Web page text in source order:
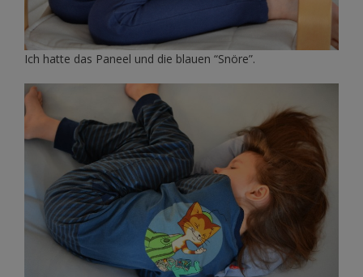
Ich hatte das Paneel und die blauen “Snöre”.